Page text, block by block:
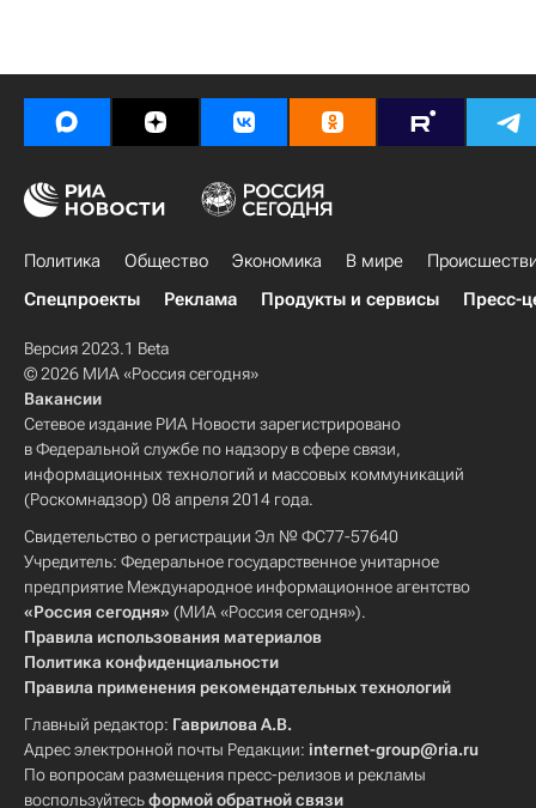
Политика Общество Экономика В мире
Спецпроекты
Реклама Продукты и сервисы Пресс-
Версия 2023.1 Beta
© 2026 МИА «Россия сегодня»
Вакансии
Сетевое издание РИА Новости зарегистрировано
в Федеральной службе по надзору в сфере связи,
информационных технологий и массовых коммуникаций
(Роскомнадзор) 08 апреля 2014 года.
Свидетельство о регистрации Эл № ФС77-57640
Учредитель: Федеральное государственное унитарное
предприятие Международное информационное агентство
«Россия сегодня» (МИА «Россия сегодня»).
Правила использования материалов
Политика конфиденциальности
Правила применения рекомендательных технологий
Главный редактор: Гаврилова А.В.
Адрес электронной почты Редакции: internet-group@ria.ru
По вопросам размещения пресс-релизов и рекламы
воспользуйтесьформой обратной связи